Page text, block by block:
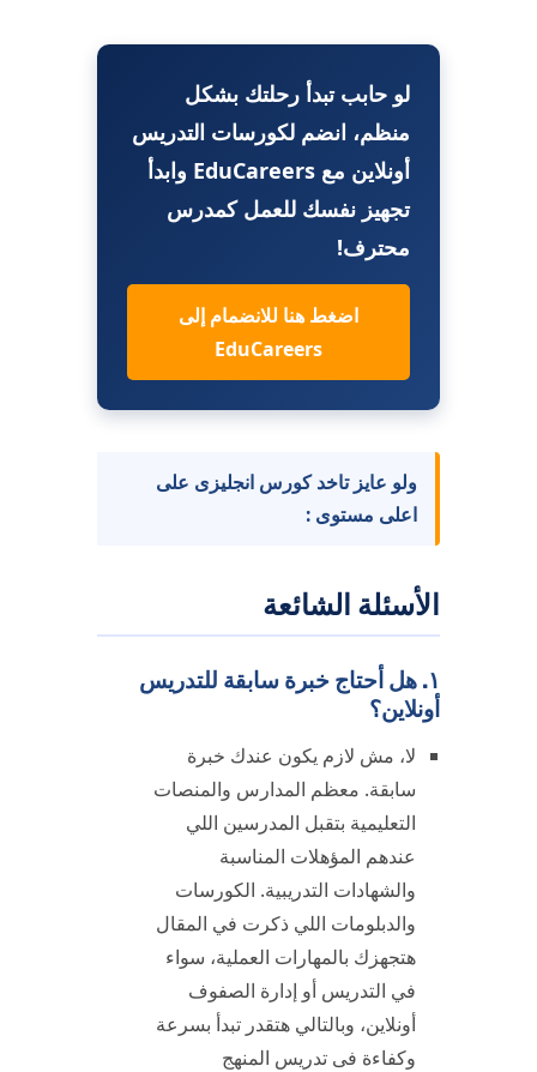
لو حابب تبدأ رحلتك بشكل
منظم، انضم لكورسات التدريس
أونلاين مع EduCareers وابدأ
تجهيز نفسك للعمل كمدرس
محترف!
اضغط هنا للانضمام إلى
EduCareers
ولو عايز تاخد كورس انجليزى على
اعلى مستوى :
الأسئلة الشائعة
١. هل أحتاج خبرة سابقة للتدريس
أونلاين؟
لا، مش لازم يكون عندك خبرة
سابقة. معظم المدارس والمنصات
التعليمية بتقبل المدرسين اللي
عندهم المؤهلات المناسبة
والشهادات التدريبية. الكورسات
والدبلومات اللي ذكرت في المقال
هتجهزك بالمهارات العملية، سواء
في التدريس أو إدارة الصفوف
أونلاين، وبالتالي هتقدر تبدأ بسرعة
وكفاءة فى تدريس المنهج